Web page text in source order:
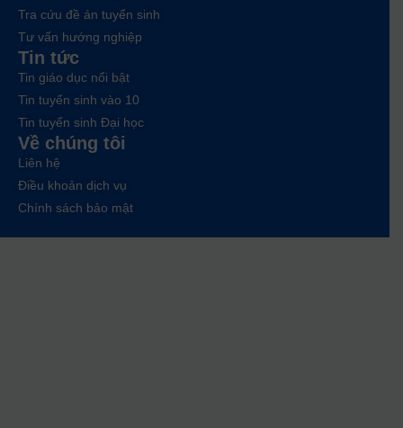
Tra cứu đề án tuyển sinh
Tư vấn hướng nghiệp
Tin tức
Tin giáo dục nổi bật
Tin tuyển sinh vào 10
Tin tuyển sinh Đại học
Về chúng tôi
Liên hệ
Điều khoản dịch vụ
Chính sách bảo mật